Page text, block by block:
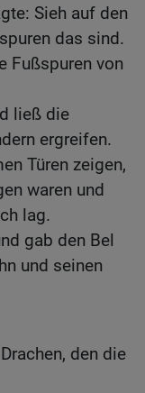
Sieh auf den
das sind.
Fußspuren von
ließ die
ergreifen.
Türen zeigen,
waren und
lag.
gab den Bel
und seinen
den die